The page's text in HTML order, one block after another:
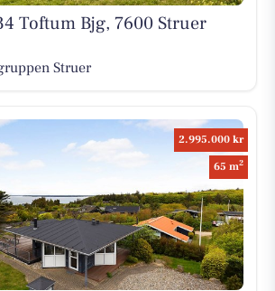
Toftum Bjg, 7600 Struer
Struer
2.995.000 kr
65 m2